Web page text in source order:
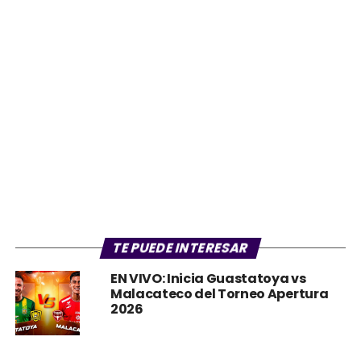
TE PUEDE INTERESAR
EN VIVO: Inicia Guastatoya vs
Malacateco del Torneo Apertura
2026